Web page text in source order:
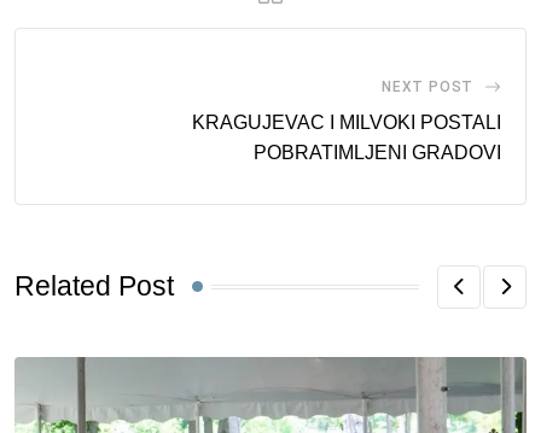
NEXT POST
KRAGUJEVAC I MILVOKI POSTALI
POBRATIMLJENI GRADOVI
Related Post